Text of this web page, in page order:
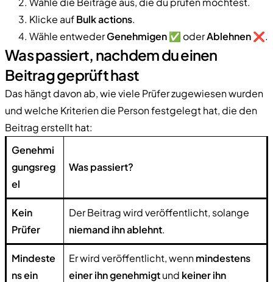
Klicke aufBulk actions.
Wähle entwederGenehmigen✅ oderAblehnen❌.
Was passiert, nachdem du einen
Beitrag geprüft hast
Das hängt davon ab, wie viele Prüfer zugewiesen wurden
und welche Kriterien die Person festgelegt hat, die den
Beitrag erstellt hat:
Genehmi
gungsreg
el
Was passiert?
Kein
Prüfer
Der Beitrag wird veröffentlicht, solange
niemand ihn ablehnt.
Mindeste
ns ein
Er wird veröffentlicht, wennmindestens
einer ihn genehmigtund keiner ihn